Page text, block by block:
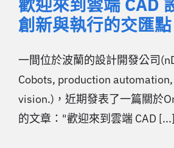
歡迎來到雲端 CAD
創新與執行的交匯點
一間位於波蘭的設計開發公司
Cobots, production
vision.)，近期發表了一篇關於
的文章："歡迎來到雲端 CAD [...]